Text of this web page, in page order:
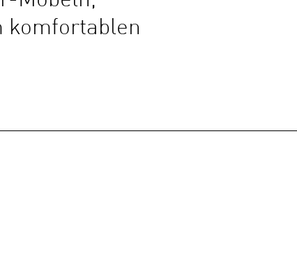
komfortablen